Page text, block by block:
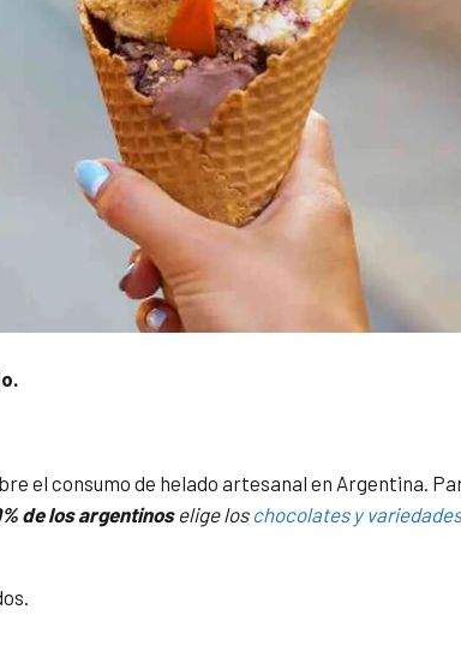
el consumo de helado artesanal en Argentina.
de los argentinoselige loschocolates y variedades